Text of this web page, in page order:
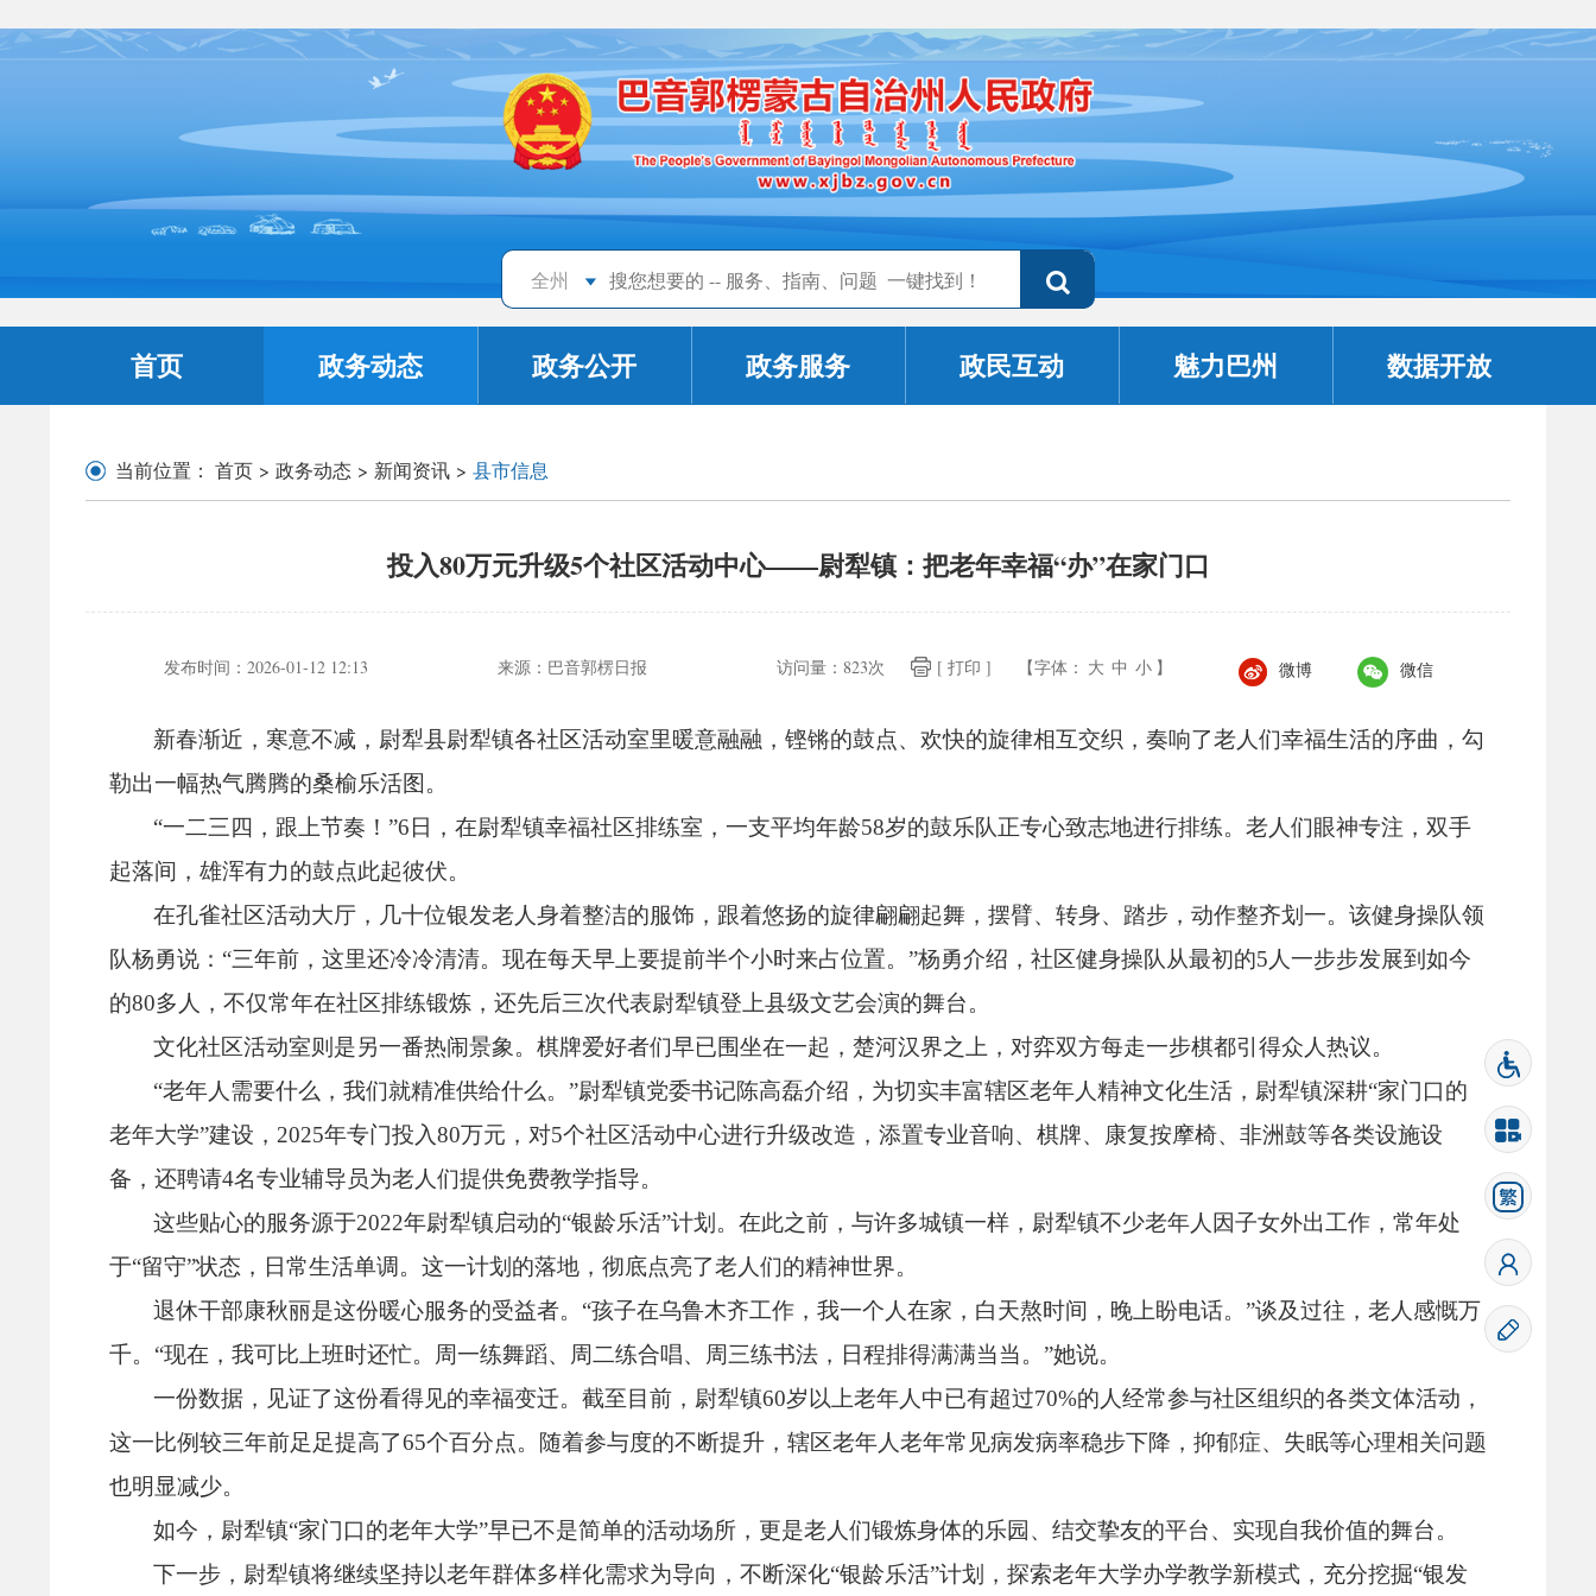
全州
首页 政务动态 政务公开 政务服务 政民互动 魅力巴州 数据开放
当前位置： 首页 > 政务动态 > 新闻资讯 > 县市信息
投入80万元升级5个社区活动中心——尉犁镇：把老年幸福“办”在家门口
发布时间： 2026-01-12 12:13 来源： 巴音郭楞日报 访问量： 823次 [ 打印 ] 【字体： 大 中 小 】 微博 微信
新春渐近， 寒意不减， 尉犁县尉犁镇各社区活动室里暖意融融，铿锵的鼓点、欢快的旋律相互交织，奏响了老人们幸福生活的序曲，勾
勒出一幅热气腾腾的桑榆乐活图。
“一二三四， 跟上节奏！”6日，在尉犁镇幸福社区排练室，一支平均年龄58岁的鼓乐队正专心致志地进行排练。老人们眼神专注， 双手
起落间， 雄浑有力的鼓点此起彼伏。
在孔雀社区活动大厅， 几十位银发老人身着整洁的服饰， 跟着悠扬的旋律翩翩起舞，摆臂、转身、 踏步，动作整齐划一。该健身操队领
队杨勇说：“三年前， 这里还冷冷清清。 现在每天早上要提前半个小时来占位置。 ”杨勇介绍， 社区健身操队从最初的5人一步步发展到如今
的80多人， 不仅常年在社区排练锻炼， 还先后三次代表尉犁镇登上县级文艺会演的舞台。
文化社区活动室则是另一番热闹景象。棋牌爱好者们早已围坐在一起，楚河汉界之上， 对弈双方每走一步棋都引得众人热议。
“老年人需要什么，我们就精准供给什么。”尉犁镇党委书记陈高磊介绍， 为切实丰富辖区老年人精神文化生活， 尉犁镇深耕“家门口的
老年大学”建设， 2025年专门投入80万元， 对5个社区活动中心进行升级改造， 添置专业音响、 棋牌、 康复按摩椅、 非洲鼓等各类设施设
备， 还聘请4名专业辅导员为老人们提供免费教学指导。
这些贴心的服务源于2022年尉犁镇启动的“银龄乐活”计划。在此之前，与许多城镇一样， 尉犁镇不少老年人因子女外出工作，常年处
于“留守”状态， 日常生活单调。 这一计划的落地， 彻底点亮了老人们的精神世界。
退休干部康秋丽是这份暖心服务的受益者。 “孩子在乌鲁木齐工作，我一个人在家， 白天熬时间， 晚上盼电话。”谈及过往，老人感慨万
千。 “现在， 我可比上班时还忙。 周一练舞蹈、 周二练合唱、 周三练书法， 日程排得满满当当。 ”她说。
一份数据， 见证了这份看得见的幸福变迁。截至目前， 尉犁镇60岁以上老年人中已有超过70%的人经常参与社区组织的各类文体活动，
这一比例较三年前足足提高了65个百分点。 随着参与度的不断提升， 辖区老年人老年常见病发病率稳步下降， 抑郁症、 失眠等心理相关问题
也明显减少。
如今， 尉犁镇“家门口的老年大学”早已不是简单的活动场所， 更是老人们锻炼身体的乐园、结交挚友的平台、 实现自我价值的舞台。
下一步， 尉犁镇将继续坚持以老年群体多样化需求为导向，不断深化“银龄乐活”计划，探索老年大学办学教学新模式， 充分挖掘“银发